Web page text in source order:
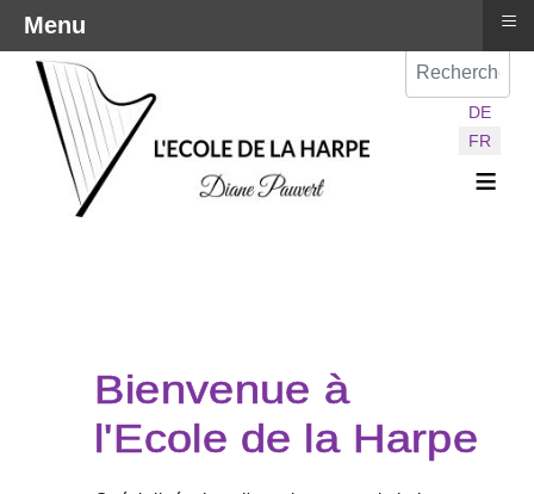
Sélectionnez
DE
FR
≡
Menu ≡